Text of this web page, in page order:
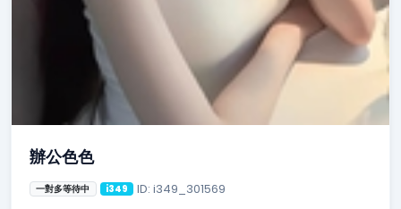
辦公色色
一對多等待中 i349 ID: i349_301569